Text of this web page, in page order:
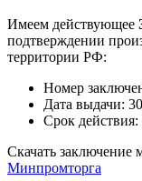
Имеем действующее
подтверждении
территории РФ:
Номер
Дата выдачи:
Срок
Скачать заключение
Минпромторга